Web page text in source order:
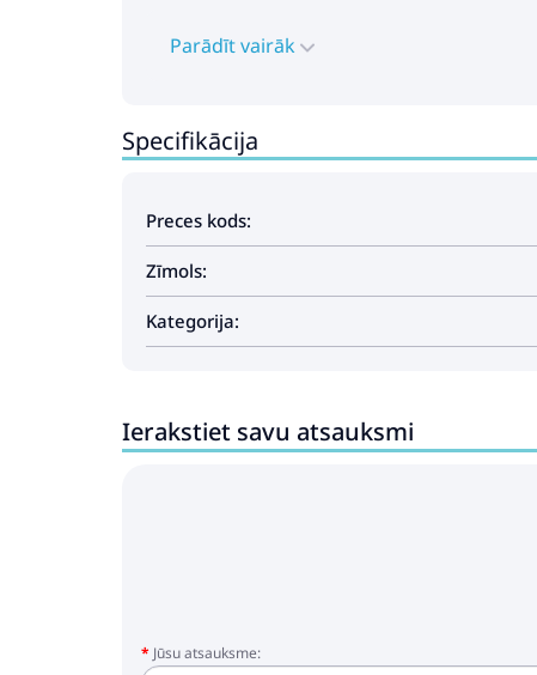
Parādīt vairāk
Specifikācija
Preces kods:
Zīmols:
Kategorija:
Ierakstiet savu atsauksmi
Jūsu atsauksme: